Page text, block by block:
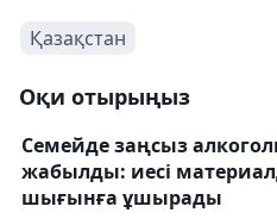
Қазақстан
Оқи отырыңыз
Семейде заңсыз
жабылды: иесі
шығынға ұшырады